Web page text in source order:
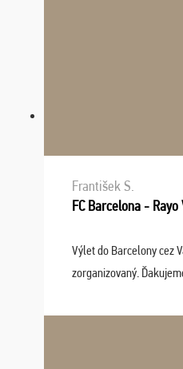
František S.
FC Barcelona - Rayo
Výlet do Barcelony cez
zorganizovaný.